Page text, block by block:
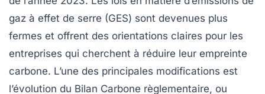
gaz à effet de serre (GES) sont devenues plus
fermes et offrent des orientations claires pour les
entreprises qui cherchent à réduire leur empreinte
carbone. L’une des principales modifications est
l’évolution du Bilan Carbone règlementaire, ou